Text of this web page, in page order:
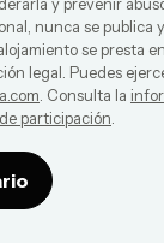
y prevenir
nunca se publica
se presta
legal. Puedes
. Consulta la
participación.